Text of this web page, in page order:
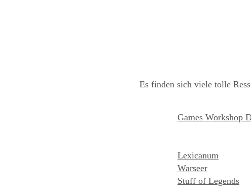
Es finden sich viele tolle
Games Workshop
Lexicanum
Warseer
Stuff of Legends